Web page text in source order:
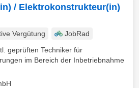
/ Elektrokonstrukteur(in)
Vergütung
JobRad
geprüften Techniker für
im Bereich der Inbetriebnahme